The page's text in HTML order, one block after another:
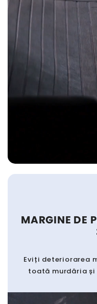
MARGINE DE
Eviți deteriorarea
toată murdăria